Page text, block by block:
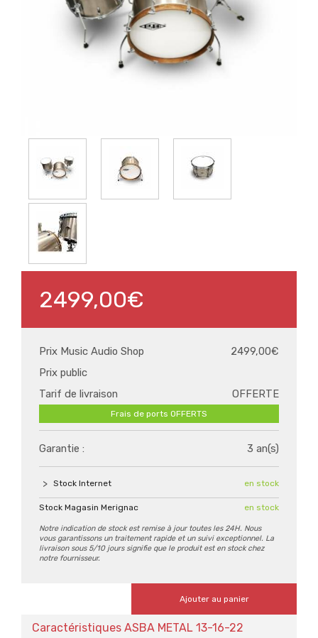
2499,00€
Prix Music Audio Shop
2499,00€
Prix public
Tarif de livraison
OFFERTE
Frais de ports OFFERTS
Garantie : 3 an(s)
Stock Internet en stock
Stock Magasin Merignac en stock
Notre indication de stock est remise à jour toutes les 24H. Nous
vous garantissons un traitement rapide et un suivi exceptionnel. La
livraison sous 5/10 jours signifie que le produit est en stock chez
notre fournisseur.
Ajouter au panier
Caractéristiques ASBA METAL 13-16-22